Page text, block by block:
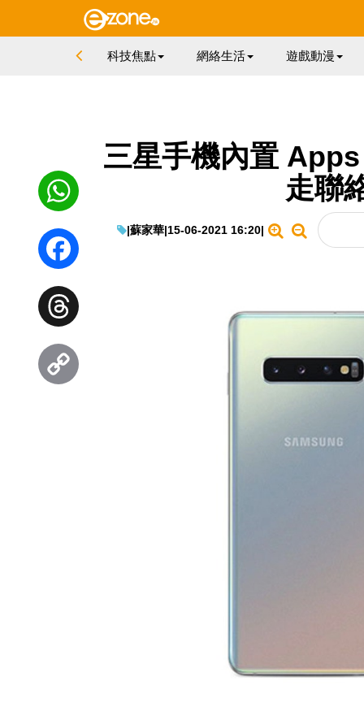
科技焦點 網絡生活 遊戲動漫
三星手機內置
走聯
|蘇家華|15-06-2021 16:20|
WhatsApp
Facebook
Threads